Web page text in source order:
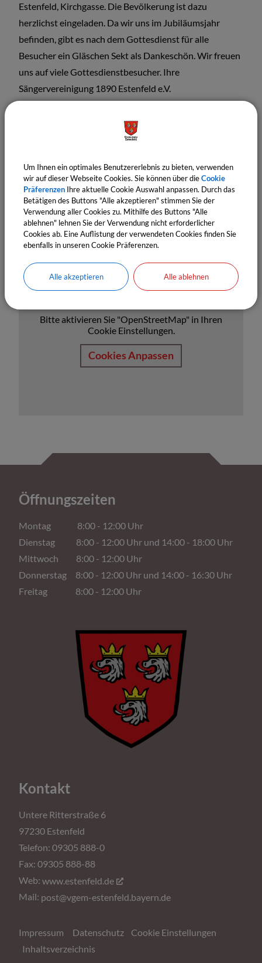
Estenfeld, Kirchgasse. Die Bevölkerung ist dazu
herzlichst eingeladen. Da wir uns im Jubiläumsjahr
befinden, gibt es nach dem Gottesdienst für alle
Besucher ein Gläschen Sekt als Dankeschön. Wir freuen
uns auf viele Gottesdienstbesucher. Ihre
Sängervereinigung 1890 Estenfeld e.V.
OpenStreetMap wird derzeit
Bitte aktivieren Sie "OpenStreetMap" in Ihren
Cookie Einstellungen.
Cookies Anpassen
Öffnungszeiten
Montag 8:00 - 12:00 Uhr
Dienstag 8:00 - 12:00 Uhr und 14:00 - 18:00 Uhr
Mittwoch 8:00 - 12:00 Uhr
Donnerstag 8:00 - 12:00 Uhr und 14:00 - 16:30 Uhr
Freitag 8:00 - 12:00 Uhr
Kontakt
Untere Ritterstraße 6
97230 Estenfeld
Telefon: 09305 888-0
Fax: 09305 888-88
Web: www.estenfeld.de
Mail: post@vgem-estenfeld.bayern.de
Impressum Datenschutz
Cookie Einstellungen
Inhaltsverzeichnis
Um Ihnen ein optimales Benutzererlebnis zu bieten, verwenden
wir auf dieser Webseite Cookies. Sie können über dieCookie
Präferenzen Ihre aktuelle Cookie Auswahl anpassen. Durch das
Betätigen des Buttons "Alle akzeptieren" stimmen Sie der
Verwendung aller Cookies zu. Mithilfe des Buttons "Alle
ablehnen" lehnen Sie der Verwendung nicht erforderlicher
Cookies ab. Eine Auflistung der verwendeten Cookies finden Sie
ebenfalls in unseren Cookie Präferenzen.
Alle akzeptieren Alle ablehnen